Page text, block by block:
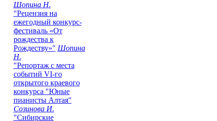
Шопина Н.
"Рецензия на
ежегодный конкурс-
фестиваль «От
рождества к
Рождеству»" Шопина
Н.
"Репортаж с места
событий VI-го
открытого краевого
конкурса "Юные
пианисты Алтая"
Созинова И.
"Сибирские